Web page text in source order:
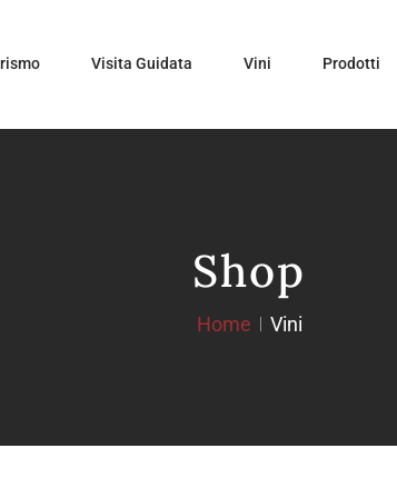
Visita Guidata Vini Prodotti
Shop
Home Vini